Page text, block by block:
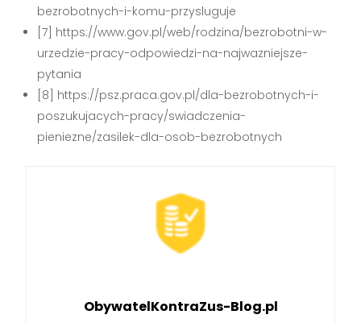
bezrobotnych-i-komu-przysluguje
[7] https://www.gov.pl/web/rodzina/bezrobotni-w-
urzedzie-pracy-odpowiedzi-na-najwazniejsze-
pytania
[8] https://psz.praca.gov.pl/dla-bezrobotnych-i-
poszukujacych-pracy/swiadczenia-
pieniezne/zasilek-dla-osob-bezrobotnych
ObywatelKontraZus-Blog.pl